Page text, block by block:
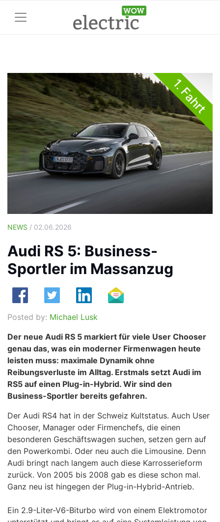
1. Fahrt
NEWS / 02.06.2026
Audi RS 5: Business-
Sportler im Massanzug
Posted by: Michael Lusk
Der neue Audi RS 5 markiert für viele User Chooser
genau das, was ein moderner Firmenwagen heute
leisten muss: maximale Dynamik ohne
Reibungsverluste im Alltag. Erstmals setzt Audi im
RS5 auf einen Plug-in-Hybrid. Wir sind den
Business-Sportler bereits gefahren.
Der Audi RS4 hat in der Schweiz Kultstatus. Auch User
Chooser, Manager oder Firmenchefs, die einen
besonderen Geschäftswagen suchen, setzen gern auf
den Powerkombi. Oder neu auch die Limousine. Denn
Audi bringt nach langem auch diese Karrosserieform
zurück. Von 2005 bis 2008 gab es diese schon mal.
Ganz neu ist hingegen der Plug-in-Hybrid-Antrieb.
Ein 2.9-Liter-V6-Biturbo wird von einem Elektromotor